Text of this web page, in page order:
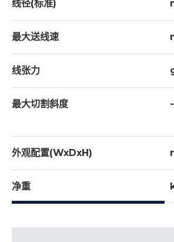
线径(标准)
最大送线速
线张力
最大切割斜度 -
外观配置(WxDxH)
净重
新一代
(150mm厚度加工速度提升15%) 同时
强大的断线抑制功能，大幅降低断线
工稳定性及减少精度误差。
新式电源箱重视箱内散热及冷却效能，
效提升PCB板使用寿命，让故障维修彻
15" TFT (old CRT) + OP
Standard 3 Axes linear scale
Option: C Axis : 3R/EROWA/
Option: Tool Changer
XYZ Position : Show on TFT